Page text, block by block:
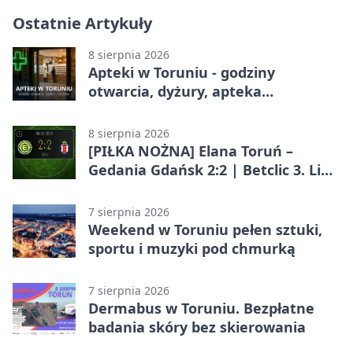
Ostatnie Artykuły
8 sierpnia 2026
Apteki w Toruniu - godziny
otwarcia, dyżury, apteka
8 sierpnia 2026
[PIŁKA NOŻNA] Elana Toruń –
Gedania Gdańsk 2:2 | Betclic 3. Liga
7 sierpnia 2026
Weekend w Toruniu pełen sztuki,
sportu i muzyki pod chmurką
7 sierpnia 2026
Dermabus w Toruniu. Bezpłatne
badania skóry bez skierowania